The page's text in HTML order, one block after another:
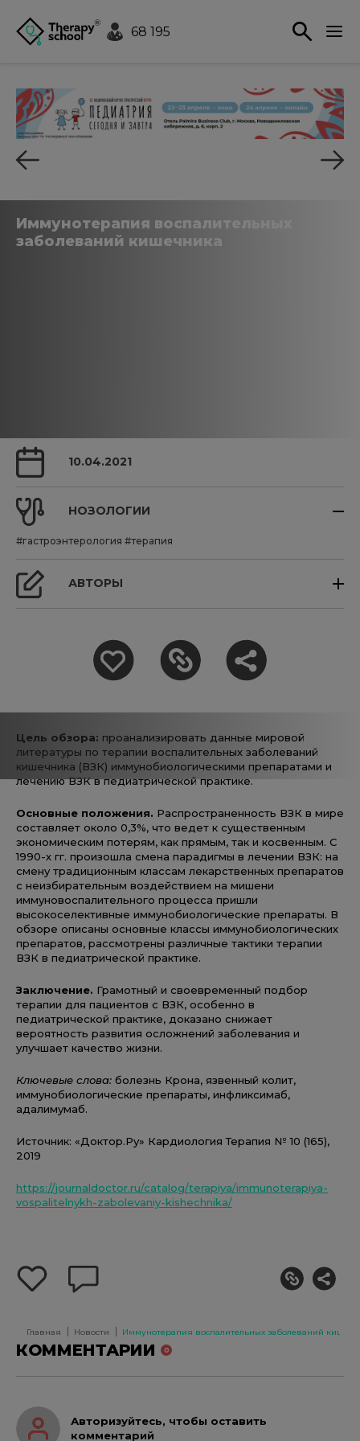
68 195
Иммунотерапия воспалительных
заболеваний кишечника
10.04.2021
НОЗОЛОГИИ
#гастроэнтерология #терапия
АВТОРЫ
Цель обзора: проанализировать данные мировой
литературы по терапии воспалительных заболеваний
кишечника (ВЗК) иммунобиологическими препаратами и
лечению ВЗК в педиатрической практике.
Основные положения. Распространенность ВЗК в мире
составляет около 0,3%, что ведет к существенным
экономическим потерям, как прямым, так и косвенным. С
1990-х гг. произошла смена парадигмы в лечении ВЗК: на
смену традиционным классам лекарственных препаратов
с неизбирательным воздействием на мишени
иммуновоспалительного процесса пришли
высокоселективные иммунобиологические препараты. В
обзоре описаны основные классы иммунобиологических
препаратов, рассмотрены различные тактики терапии
ВЗК в педиатрической практике.
Заключение. Грамотный и своевременный подбор
терапии для пациентов с ВЗК, особенно в
педиатрической практике, доказано снижает
вероятность развития осложнений заболевания и
улучшает качество жизни.
Ключевые слова: болезнь Крона, язвенный колит,
иммунобиологические препараты, инфликсимаб,
адалимумаб.
Источник: «Доктор.Ру» Кардиология Терапия № 10 (165),
2019
https://journaldoctor.ru/catalog/terapiya/immunoterapiya-
vospalitelnykh-zabolevaniy-kishechnika/
добавить
себе
Главная Новости Иммунотерапия воспалительных заболеваний
КОММЕНТАРИИ 0
Авторизуйтесь, чтобы оставить
комментарий